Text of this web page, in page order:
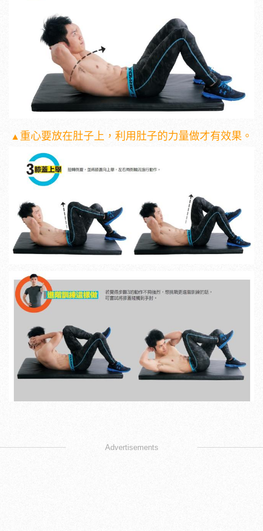
▲ 重心要放在肚子上，利用肚子的力量做才有效果。
Advertisements